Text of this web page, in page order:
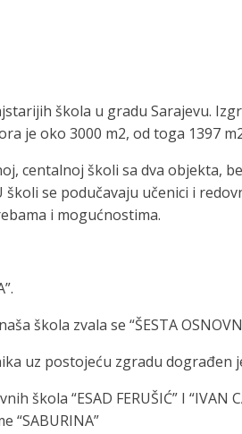
škola u gradu Sarajevu.
je oko 3000 m2, od toga 1397
centalnoj školi sa dva
se podučavaju učenici i
i mogućnostima.
škola zvala se “ŠESTA
uz postojeću zgradu
škola “ESAD FERUŠIĆ” I
“SABURINA”